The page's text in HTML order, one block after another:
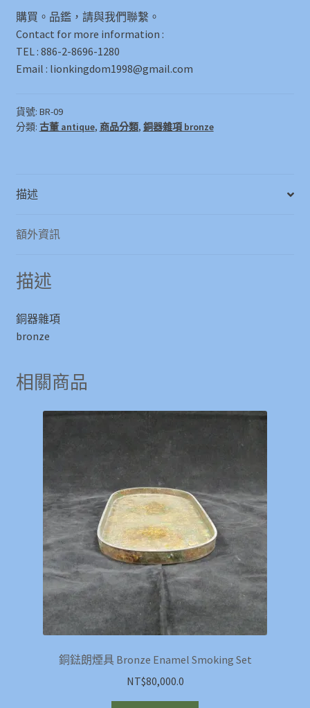
購買。品鑑，請與我們聯繫。
Contact for more information :
TEL : 886-2-8696-1280
Email : lionkingdom1998@gmail.com
貨號: BR-09
分類: 古董 antique, 商品分類, 銅器雜項 bronze
描述
額外資訊
描述
銅器雜項
bronze
相關商品
銅鍅朗煙具 Bronze Enamel Smoking Set
NT$80,000.0